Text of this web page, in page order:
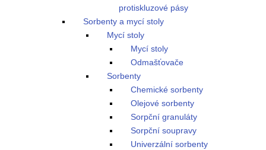
protiskluzové pásy
Sorbenty a mycí stoly
Mycí stoly
Mycí stoly
Odmašťovače
Sorbenty
Chemické sorbenty
Olejové sorbenty
Sorpční granuláty
Sorpční soupravy
Univerzální sorbenty